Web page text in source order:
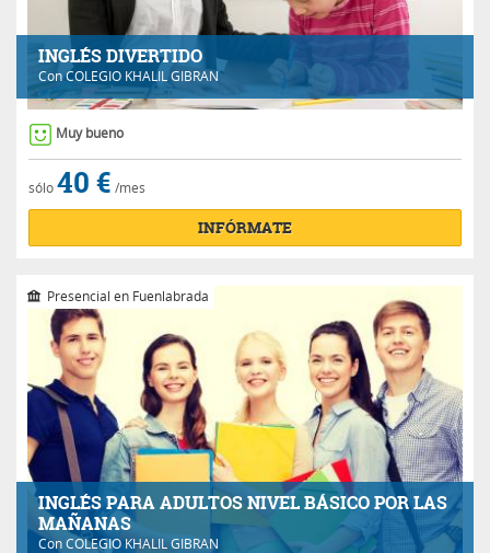
INGLÉS DIVERTIDO
ConCOLEGIO KHALIL GIBRAN
Muy bueno
sólo40 € /mes
INFÓRMATE
INGLÉS PARA ADULTOS NIVEL BÁSICO POR LAS
MAÑANAS
ConCOLEGIO KHALIL GIBRAN
Presencial en Fuenlabrada